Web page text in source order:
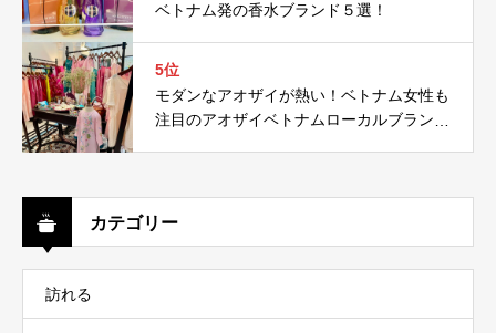
ベトナム発の香水ブランド５選！
5位
モダンなアオザイが熱い！ベトナム女性も
注目のアオザイベトナムローカルブランド
カテゴリー
訪れる